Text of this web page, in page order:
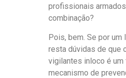
profissionais
combinação?
Pois, bem. Se por um
resta dúvidas de que
vigilantes inloco é um
mecanismo de